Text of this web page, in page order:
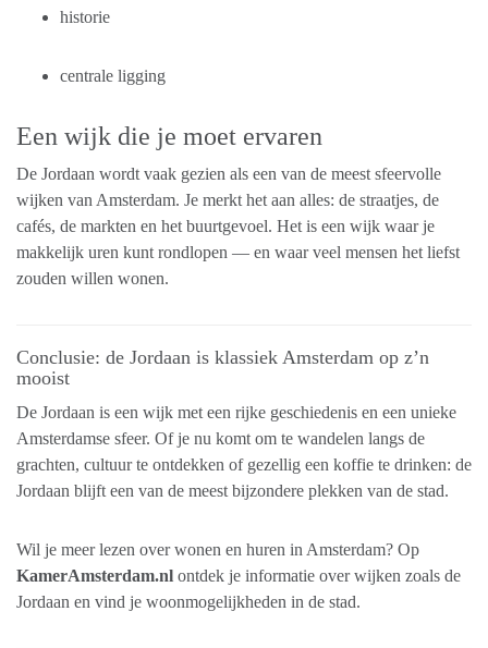
historie
centrale ligging
Een wijk die je moet ervaren
De Jordaan wordt vaak gezien als een van de meest sfeervolle
wijken van Amsterdam. Je merkt het aan alles: de straatjes, de
cafés, de markten en het buurtgevoel. Het is een wijk waar je
makkelijk uren kunt rondlopen — en waar veel mensen het liefst
zouden willen wonen.
Conclusie: de Jordaan is klassiek Amsterdam op z’n
mooist
De Jordaan is een wijk met een rijke geschiedenis en een unieke
Amsterdamse sfeer. Of je nu komt om te wandelen langs de
grachten, cultuur te ontdekken of gezellig een koffie te drinken: de
Jordaan blijft een van de meest bijzondere plekken van de stad.
Wil je meer lezen over wonen en huren in Amsterdam? Op
KamerAmsterdam.nl ontdek je informatie over wijken zoals de
Jordaan en vind je woonmogelijkheden in de stad.